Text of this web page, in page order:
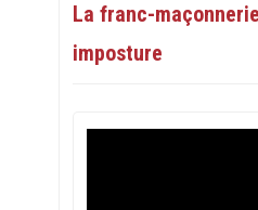
La franc-
imposture